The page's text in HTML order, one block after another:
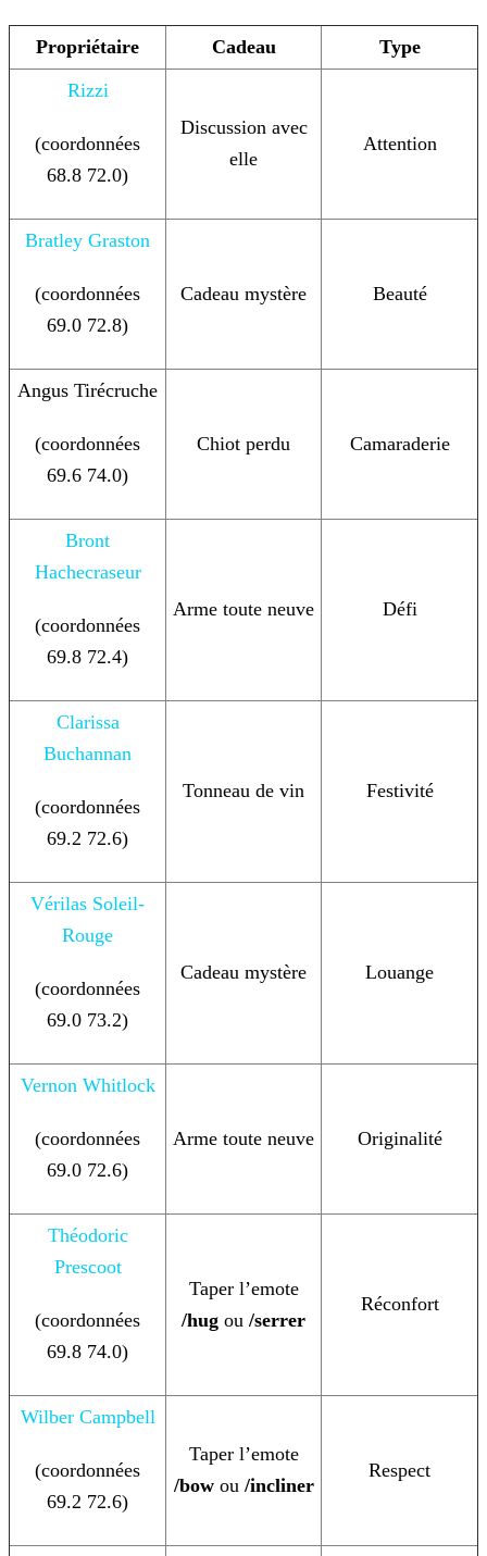
Propriétaire Cadeau
Type
Rizzi
(coordonnées
68.8 72.0)
Discussion avec
elle
Attention
Bratley Graston
(coordonnées
69.0 72.8)
Cadeau mystère Beauté
Angus Tirécruche
(coordonnées
69.6 74.0)
Chiot perdu Camaraderie
Bront
Hachecraseur
(coordonnées
69.8 72.4)
Arme toute neuve Défi
Clarissa
Buchannan
(coordonnées
69.2 72.6)
Tonneau de vin Festivité
Vérilas Soleil-
Rouge
(coordonnées
69.0 73.2)
Cadeau mystère Louange
Vernon Whitlock
(coordonnées
69.0 72.6)
Arme toute neuve Originalité
Théodoric
Prescoot
(coordonnées
69.8 74.0)
Taper l’emote
/hug ou /serrer
Réconfort
Wilber Campbell
(coordonnées
69.2 72.6)
Taper l’emote
/bowou /incliner
Respect